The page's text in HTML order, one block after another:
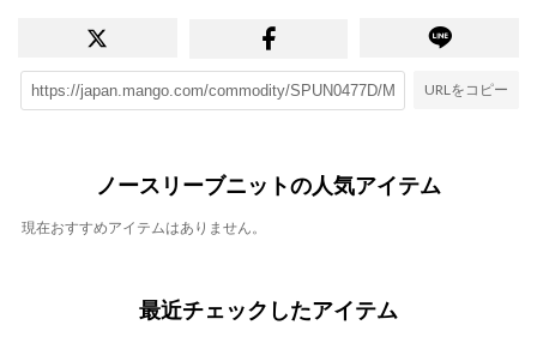
URLをコピー
ノースリーブニットの人気アイテム
現在おすすめアイテムはありません。
最近チェックしたアイテム